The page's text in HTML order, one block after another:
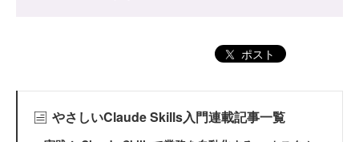
ポスト
やさしいClaude Skills入門連載記事一覧